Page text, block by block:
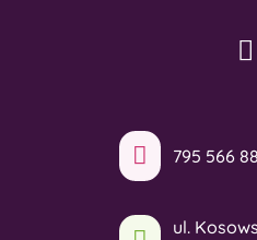
795 566
ul.